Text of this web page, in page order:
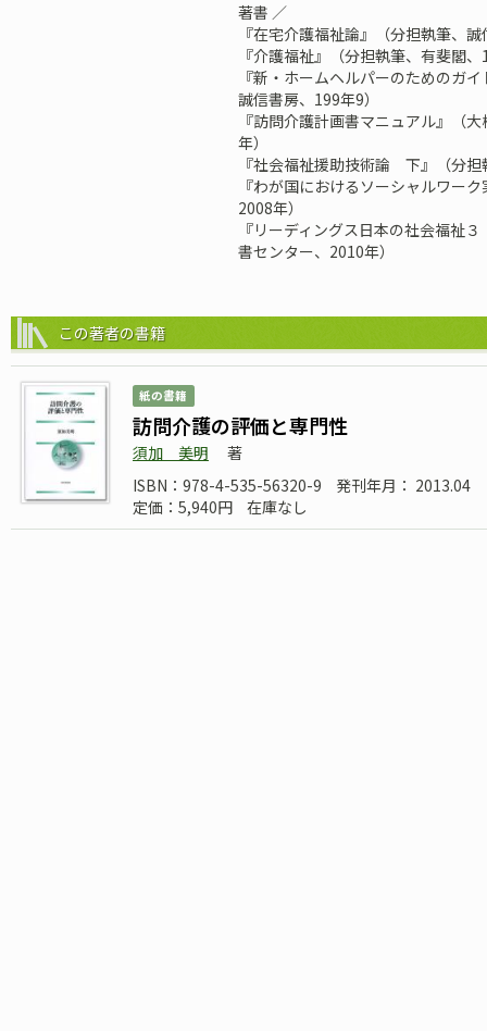
著書 ／
『在宅介護福祉論』（分担執筆、
『介護福祉』（分担執筆、有斐閣
『新・ホームヘルパーのためのガ
誠信書房、199年9）
『訪問介護計画書マニュアル』（
年）
『社会福祉援助技術論 下』（分
『わが国におけるソーシャルワー
2008年）
『リーディングス日本の社会福祉
書センター、2010年）
この著者の書籍
紙の書籍
訪問介護の評価と専門性
須加 美明
著
ISBN：978-4-535-56320-9
発刊年月： 2013.04
定価：5,940円
在庫なし